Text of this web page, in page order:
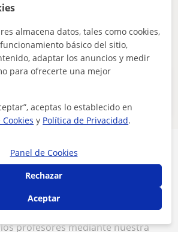
cuando haya nuevos
Guardar búsqueda
de programación
Seguridad
profesores mediante nuestra
almacena datos, tales como cookies,
básico del sitio,
adaptar los anuncios y medir
para ofrecerte una mejor
aceptas lo establecido en
y Política de Privacidad.
Panel de Cookies
Rechazar
Aceptar